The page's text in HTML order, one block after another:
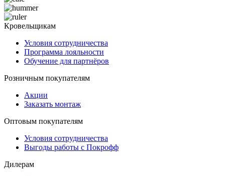
Кровельщикам
Условия сотрудничества
Программа лояльности
Обучение для партнёров
Розничным покупателям
Акции
Заказать монтаж
Оптовым покупателям
Условия сотрудничества
Выгоды работы с Покрофф
Дилерам